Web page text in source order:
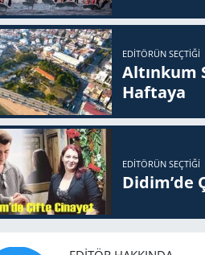
EDITÖRÜN SEÇTIĞI
Altınkum
Haftaya
EDITÖRÜN SEÇTIĞI
Didim’de